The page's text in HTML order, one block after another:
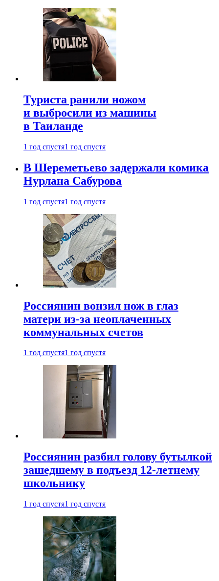
Туриста ранили ножом
и выбросили из машины
в Таиланде
1 год спустя1 год спустя
В Шереметьево задержали комика
Нурлана Сабурова
1 год спустя1 год спустя
Россиянин вонзил нож в глаз
матери из-за неоплаченных
коммунальных счетов
1 год спустя1 год спустя
Россиянин разбил голову бутылкой
зашедшему в подъезд 12-летнему
школьнику
1 год спустя1 год спустя